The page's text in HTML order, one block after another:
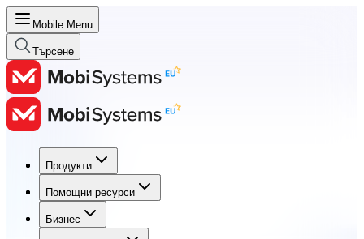
Mobile Menu
Търсене
Продукти
Помощни ресурси
Бизнес
Продукти
Помощни ресурси
Бизнес